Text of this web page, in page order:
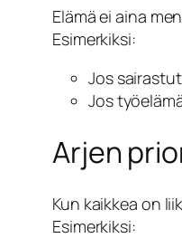
Elämä ei aina
Esimerkiksi:
Jos
Jos
Arjen
Kun kaikkea on
Esimerkiksi: